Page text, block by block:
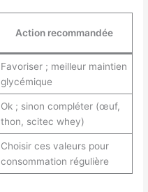
Action recommandée
Favoriser ; meilleur maintien
glycémique
Ok ; sinon compléter (œuf,
thon, scitec whey)
Choisir ces valeurs pour
consommation régulière